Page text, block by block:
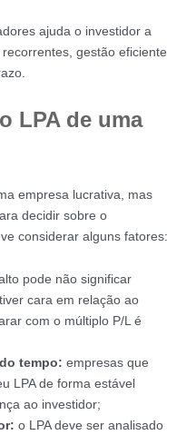
ajuda o investidor a
gestão eficiente
LPA de uma
empresa lucrativa, mas
decidir sobre o
considerar alguns fatores:
pode não significar
cara em relação ao
com o múltiplo P/L é
tempo: empresas que
LPA de forma estável
ao investidor;
o LPA deve ser analisado